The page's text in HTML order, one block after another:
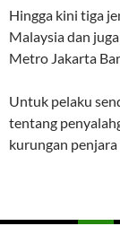
Hingga kini tiga
Malaysia dan
Metro Jakarta
Untuk pelaku
tentang
kurungan